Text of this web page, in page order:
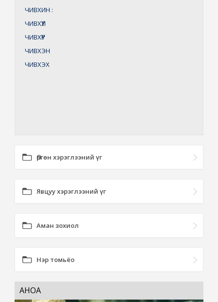
ЧИВХИН :
ЧИВХҮҮЛ
ЧИВХҮҮР
ЧИВХЭН
ЧИВХЭХ
Өргөн хэрэглээний үг
Явцуу хэрэглээний үг
Аман зохиол
Нэр томьёо
АНОА